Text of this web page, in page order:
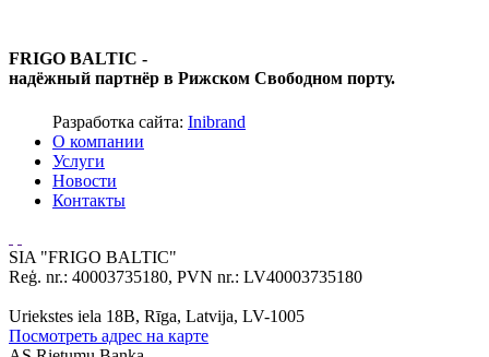
FRIGO BALTIC -
надёжный партнёр в Рижском Свободном порту.
Разработка сайта: Inibrand
О компании
Услуги
Новости
Контакты
SIA "FRIGO BALTIC"
Reģ. nr.: 40003735180, PVN nr.: LV40003735180
Uriekstes iela 18B, Rīga, Latvija, LV-1005
Посмотреть адрес на карте